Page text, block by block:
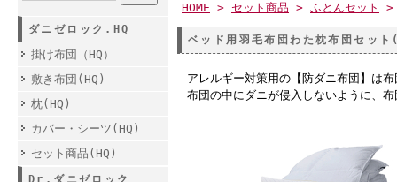
ダニゼロック.HQ
掛け布団（HQ）
敷き布団(HQ)
枕(HQ)
カバー・シーツ(HQ)
セット商品(HQ)
Dr.ダニゼロック
HOME > セット商品 > ふとんセット
ベッド用羽毛布団わた枕布団セ
アレルギー対策用の【防ダニ布団】は
布団の中にダニが侵入しないように、